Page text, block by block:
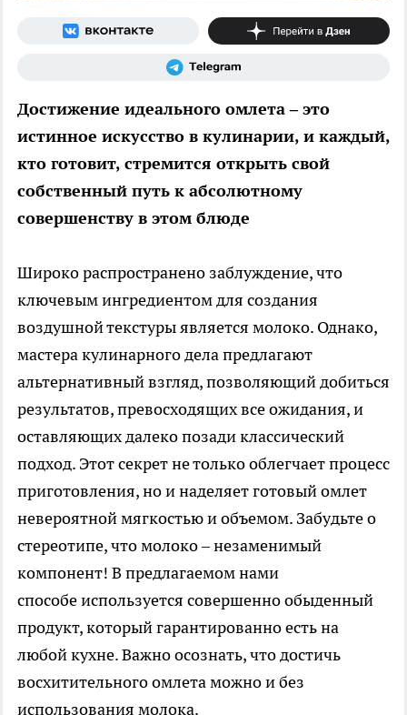
Достижение идеального омлета – это
истинное искусство в кулинарии, и каждый,
кто готовит, стремится открыть свой
собственный путь к абсолютному
совершенству в этом блюде
Широко распространено заблуждение, что
ключевым ингредиентом для создания
воздушной текстуры является молоко. Однако,
мастера кулинарного дела предлагают
альтернативный взгляд, позволяющий добиться
результатов, превосходящих все ожидания, и
оставляющих далеко позади классический
подход. Этот секрет не только облегчает процесс
приготовления, но и наделяет готовый омлет
невероятной мягкостью и объемом. Забудьте о
стереотипе, что молоко – незаменимый
компонент! В предлагаемом нами
способе используется совершенно обыденный
продукт, который гарантированно есть на
любой кухне. Важно осознать, что достичь
восхитительного омлета можно и без
использования молока.